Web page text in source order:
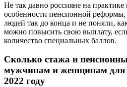
Не так давно россияне на практике
особенности пенсионной
людей так до конца и не поняли,
можно повысить свою выплату,
количество специальных баллов.
Сколько стажа и
мужчинам и женщинам для
2022 году